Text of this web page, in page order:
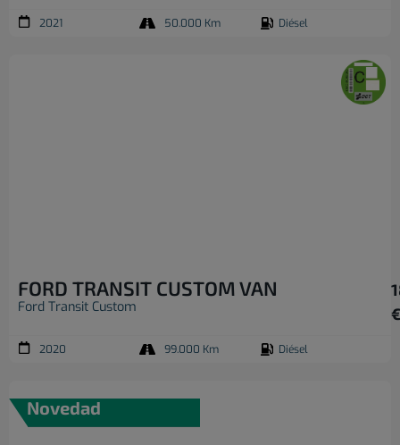
2021 50.000 Km Diésel
FORD TRANSIT CUSTOM VAN
Ford Transit Custom
2020 99.000 Km Diésel
Novedad